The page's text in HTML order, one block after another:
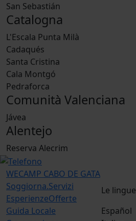
San Sebastián
Catalogna
L'Escala Punta Milà
Cadaqués
Santa Cristina
Cala Montgó
Pedraforca
Comunità Valenciana
Jávea
Alentejo
Reserva Alecrim
WECAMP CABO DE GATA
Soggiorna.Servizi
EsperienzeOfferte
Guida Locale
Le lingue
Español